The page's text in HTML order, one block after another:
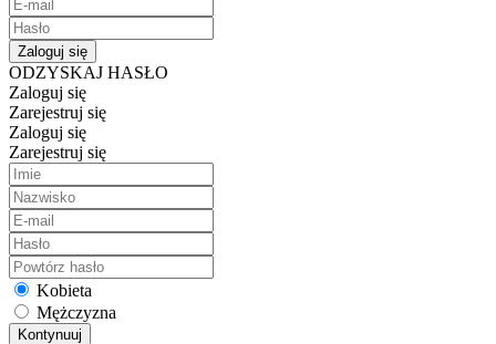
Zaloguj się
ODZYSKAJ HASŁO
Zaloguj się
Zarejestruj się
Zaloguj się
Zarejestruj się
Kobieta
Mężczyzna
Kontynuuj